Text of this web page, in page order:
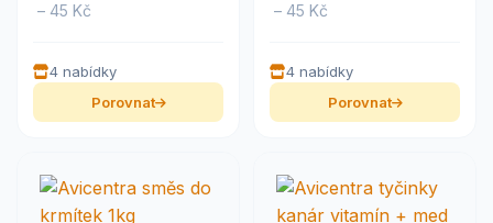
– 45 Kč
4 nabídky
Porovnat
– 45 Kč
4 nabídky
Porovnat